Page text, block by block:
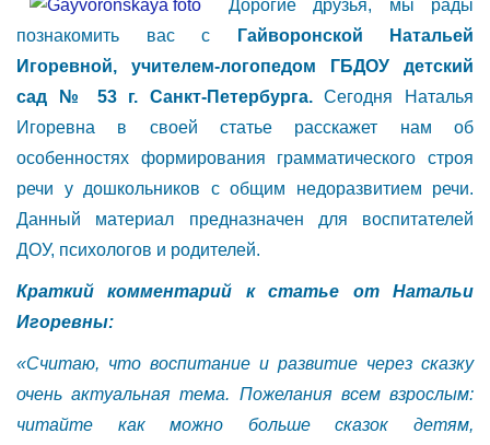
Дорогие друзья, мы рады
познакомить вас с
Гайворонской Натальей
Игоревной, учителем-логопедом ГБДОУ детский
сад № 53 г. Санкт-Петербурга.Сегодня Наталья
Игоревна в своей статье расскажет нам об
особенностях формирования грамматического строя
речи у дошкольников с общим недоразвитием речи.
Данный материал предназначен для воспитателей
ДОУ, психологов и родителей.
Краткий комментарий к статье от Натальи
Игоревны:
«Считаю, что воспитание и развитие через сказку
очень актуальная тема. Пожелания всем взрослым:
читайте как можно больше сказок детям,